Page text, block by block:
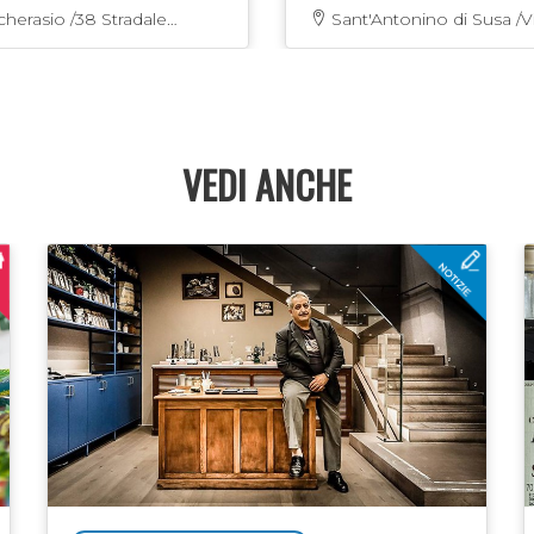
L'Antica Macina:
e vendita di
prodotti da forno e
/38 Stradale
Sant'Antonino di Susa /Via
VEDI ANCHE